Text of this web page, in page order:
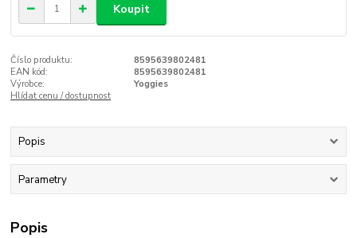
Koupit
Číslo produktu:
8595639802481
EAN kód:
8595639802481
Výrobce:
Yoggies
Hlídat cenu / dostupnost
Popis
Parametry
Popis